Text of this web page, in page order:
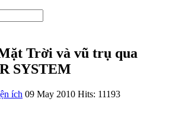
Trời và vũ trụ qua
SYSTEM
ích 09 May 2010 Hits: 11193